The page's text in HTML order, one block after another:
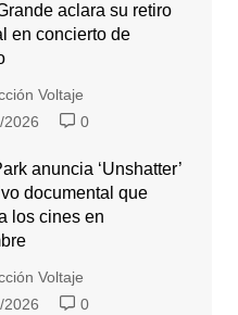
aclara su retiro
en concierto de
Voltaje
2026
0
anuncia ‘Unshatter’
documental que
los cines en
Voltaje
2026
0